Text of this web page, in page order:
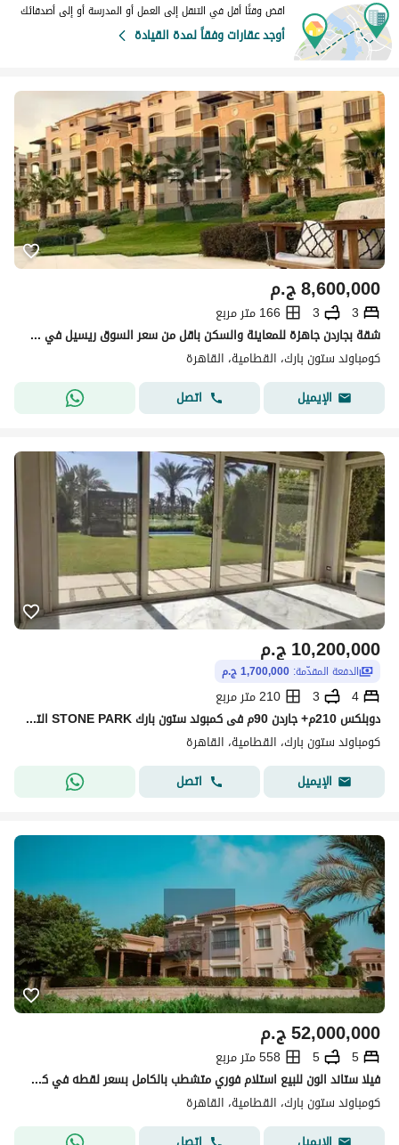
اقض وقتًا أقل في التنقل إلى العمل أو المدرسة أو إلى أصدقائك
أوجد عقارات وفقاً لمدة القيادة
ج.م8,600,000
3
3
166 متر مربع
شقة بجاردن جاهزة للمعاينة والسكن باقل من سعر السوق ريسيل في ستون بارك بفيو مفتوح علي لاند سكيب
كومباوند ستون بارك، القطامية، القاهرة
الإيميل
اتصل
ج.م10,200,000
الدفعة المقدّمة: 1,700,000 ج.م
4
3
210 متر مربع
دوبلكس 210م+ جاردن 90م فى كمبوند ستون بارك STONE PARK التجمع الخامس للبيع بالتقسيط على 10 سنوات
كومباوند ستون بارك، القطامية، القاهرة
الإيميل
اتصل
ج.م52,000,000
5
5
558 متر مربع
فيلا ستاند الون للبيع استلام فوري متشطب بالكامل بسعر لقطه في كمبوند ستون بارك stone park
كومباوند ستون بارك، القطامية، القاهرة